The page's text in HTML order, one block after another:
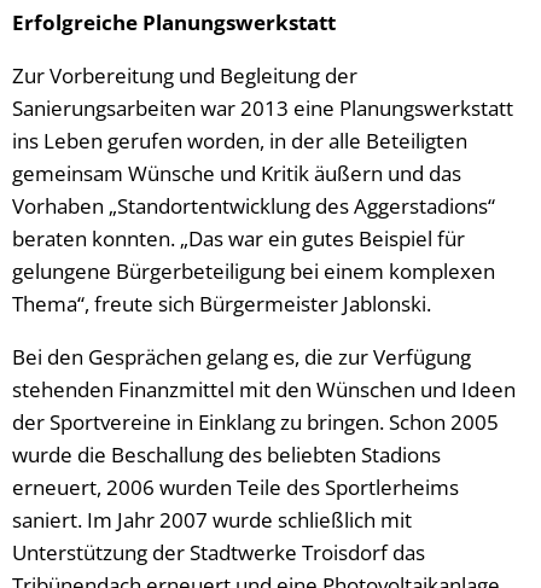
Erfolgreiche Planungswerkstatt
Zur Vorbereitung und Begleitung der
Sanierungsarbeiten war 2013 eine Planungswerkstatt
ins Leben gerufen worden, in der alle Beteiligten
gemeinsam Wünsche und Kritik äußern und das
Vorhaben „Standortentwicklung des Aggerstadions“
beraten konnten. „Das war ein gutes Beispiel für
gelungene Bürgerbeteiligung bei einem komplexen
Thema“, freute sich Bürgermeister Jablonski.
Bei den Gesprächen gelang es, die zur Verfügung
stehenden Finanzmittel mit den Wünschen und Ideen
der Sportvereine in Einklang zu bringen. Schon 2005
wurde die Beschallung des beliebten Stadions
erneuert, 2006 wurden Teile des Sportlerheims
saniert. Im Jahr 2007 wurde schließlich mit
Unterstützung der Stadtwerke Troisdorf das